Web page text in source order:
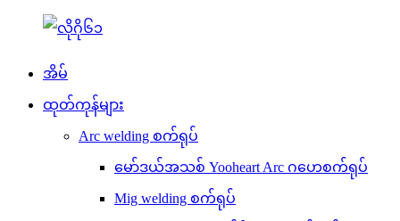
အိမ်
ထုတ်ကုန်များ
Arc welding စက်ရုပ်
မော်ဒယ်အသစ် Yooheart Arc ဂဟေစက်ရုပ်
Mig welding စက်ရုပ်